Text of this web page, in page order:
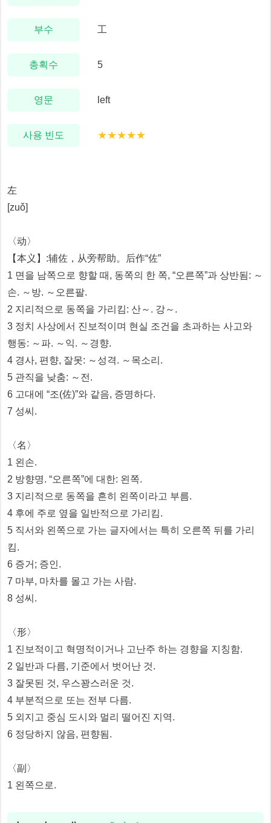
부수 工
총획수 5
영문 left
사용 빈도 ★★★★★
左
[zuǒ]
〈动〉
【本义】:辅佐，从旁帮助。后作“佐”
1 면을 남쪽으로 향할 때, 동쪽의 한 쪽, “오른쪽”과 상반됨: ～
손. ～방. ～오른팔.
2 지리적으로 동쪽을 가리킴: 산～. 강～.
3 정치 사상에서 진보적이며 현실 조건을 초과하는 사고와
행동: ～파. ～익. ～경향.
4 경사, 편향, 잘못: ～성격. ～목소리.
5 관직을 낮춤: ～전.
6 고대에 “조(佐)”와 같음, 증명하다.
7 성씨.
〈名〉
1 왼손.
2 방향명. “오른쪽”에 대한: 왼쪽.
3 지리적으로 동쪽을 흔히 왼쪽이라고 부름.
4 후에 주로 옆을 일반적으로 가리킴.
5 직서와 왼쪽으로 가는 글자에서는 특히 오른쪽 뒤를 가리
킴.
6 증거; 증인.
7 마부, 마차를 몰고 가는 사람.
8 성씨.
〈形〉
1 진보적이고 혁명적이거나 고난주 하는 경향을 지칭함.
2 일반과 다름, 기준에서 벗어난 것.
3 잘못된 것, 우스꽝스러운 것.
4 부분적으로 또는 전부 다름.
5 외지고 중심 도시와 멀리 떨어진 지역.
6 정당하지 않음, 편향됨.
〈副〉
1 왼쪽으로.